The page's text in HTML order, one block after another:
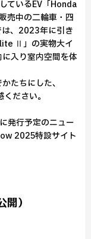
ているEV「Honda
売中の二輪車・四
は、2023年に引き
Ⅱ」の実物大イ
入り室内空間を体
たちにした、
ださい。
発行予定のニュー
2025特設サイト
）